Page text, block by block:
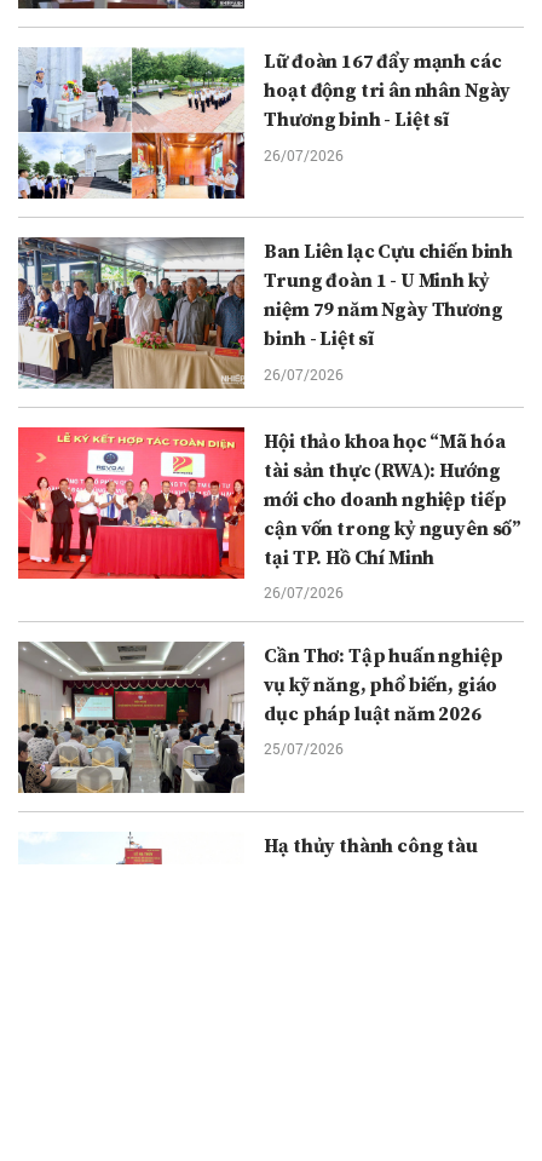
Lữ đoàn 167 đẩy mạnh các
hoạt động tri ân nhân Ngày
Thương binh - Liệt sĩ
26/07/2026
Ban Liên lạc Cựu chiến binh
Trung đoàn 1 - U Minh kỷ
niệm 79 năm Ngày Thương
binh - Liệt sĩ
26/07/2026
Hội thảo khoa học “Mã hóa
tài sản thực (RWA): Hướng
mới cho doanh nghiệp tiếp
cận vốn trong kỷ nguyên số”
tại TP. Hồ Chí Minh
26/07/2026
Cần Thơ: Tập huấn nghiệp
vụ kỹ năng, phổ biến, giáo
dục pháp luật năm 2026
25/07/2026
Hạ thủy thành công tàu